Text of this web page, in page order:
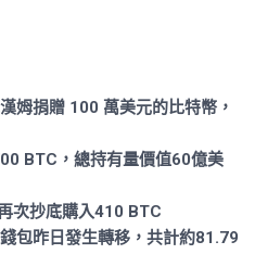
姆捐贈 100 萬美元的比特幣，
BTC，總持有量價值60億美
次抄底購入410 BTC
包昨日發生轉移，共計約81.79